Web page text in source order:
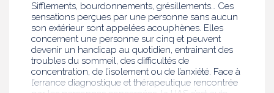
Sifflements, bourdonnements, grésillements… Ces
sensations perçues par une personne sans aucun
son extérieur sont appelées acouphènes. Elles
concernent une personne sur cinq et peuvent
devenir un handicap au quotidien, entrainant des
troubles du sommeil, des difficultés de
concentration, de l’isolement ou de l’anxiété. Face à
l’errance diagnostique et thérapeutique rencontrée